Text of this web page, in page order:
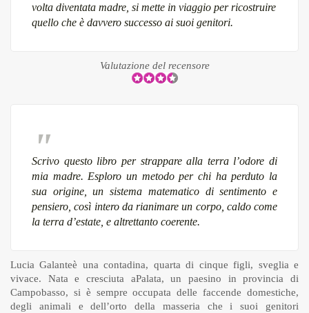
volta diventata madre, si mette in viaggio per ricostruire
quello che è davvero successo ai suoi genitori.
Valutazione del recensore
Scrivo questo libro per strappare alla terra l’odore di
mia madre. Esploro un metodo per chi ha perduto la
sua origine, un sistema matematico di sentimento e
pensiero, così intero da rianimare un corpo, caldo come
la terra d’estate, e altrettanto coerente.
Lucia Galanteè una contadina, quarta di cinque figli, sveglia e
vivace. Nata e cresciuta aPalata, un paesino in provincia di
Campobasso, si è sempre occupata delle faccende domestiche,
degli animali e dell’orto della masseria che i suoi genitori